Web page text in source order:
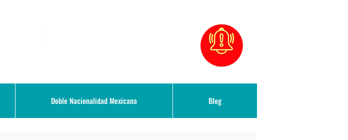
Doble Nacionalidad Mexicana Blog